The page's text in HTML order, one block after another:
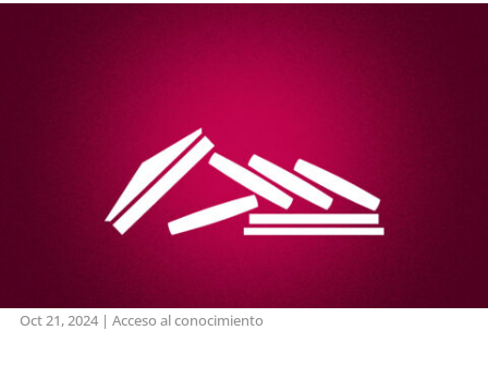
Oct 21, 2024| Acceso al conocimiento